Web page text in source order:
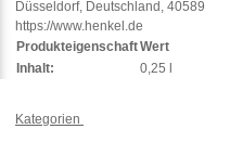
Düsseldorf, Deutschland, 40589
https://www.henkel.de
ProdukteigenschaftWert
Inhalt:
0,25 l
Kategorien